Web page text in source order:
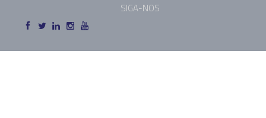
SIGA-NOS